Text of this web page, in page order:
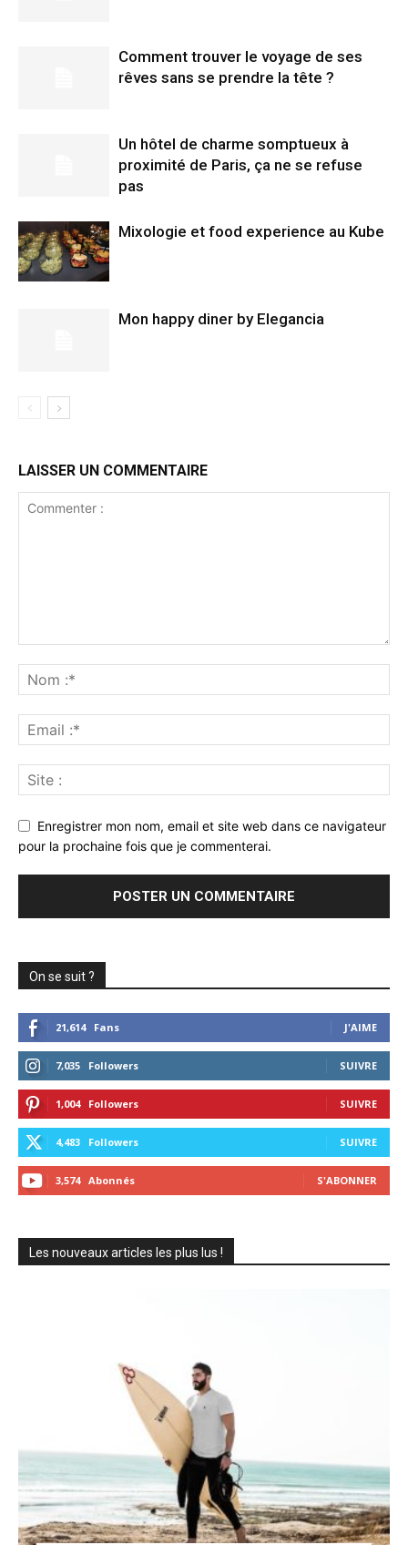
Comment trouver le voyage de ses
rêves sans se prendre la tête ?
Un hôtel de charme somptueux à
proximité de Paris, ça ne se refuse
pas
Mixologie et food experience au Kube
Mon happy diner by Elegancia
LAISSER UN COMMENTAIRE
Enregistrer mon nom, email et site web dans ce navigateur
pour la prochaine fois que je commenterai.
On se suit ?
21,614 Fans J'AIME
7,035 Followers SUIVRE
1,004 Followers SUIVRE
4,483 Followers SUIVRE
3,574 Abonnés S'ABONNER
Les nouveaux articles les plus lus !